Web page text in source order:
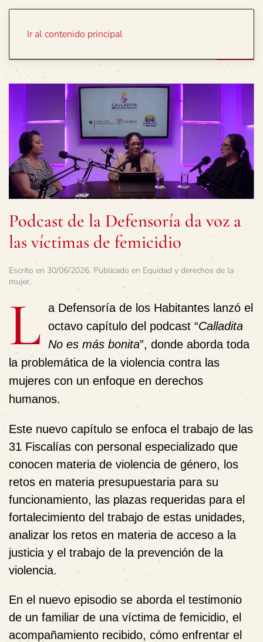
Ir al contenido principal
Podcast de la Defensoría da voz a
las víctimas de femicidio
Escrito en 30/06/2026. Publicado en Equidad y derechos de la
mujer.
L a Defensoría de los Habitantes lanzó el
octavo capítulo del podcast “Calladita
No es más bonita”, donde aborda toda
la problemática de la violencia contra las
mujeres con un enfoque en derechos
humanos.
Este nuevo capítulo se enfoca el trabajo de las
31 Fiscalías con personal especializado que
conocen materia de violencia de género, los
retos en materia presupuestaria para su
funcionamiento, las plazas requeridas para el
fortalecimiento del trabajo de estas unidades,
analizar los retos en materia de acceso a la
justicia y el trabajo de la prevención de la
violencia.
En el nuevo episodio se aborda el testimonio
de un familiar de una víctima de femicidio, el
acompañamiento recibido, cómo enfrentar el